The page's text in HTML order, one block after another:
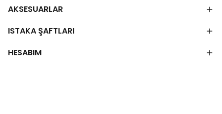
AKSESUARLAR
ISTAKA ŞAFTLARI
HESABIM